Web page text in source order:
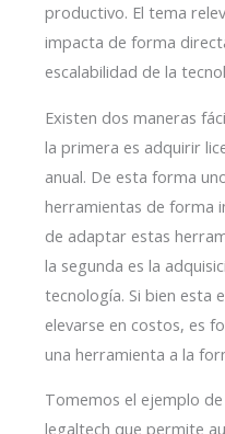
productivo. El tema
impacta de forma
escalabilidad de la
Existen dos maneras
la primera es adquirir
anual. De esta forma
herramientas de forma
de adaptar estas
la segunda es la
tecnología. Si bien esta
elevarse en costos, es
una herramienta a la
Tomemos el ejemplo
legaltech que permite